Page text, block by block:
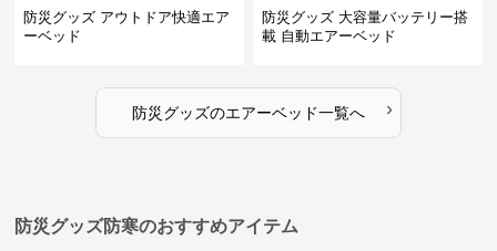
防災グッズ アウトドア快適エア
ーベッド
防災グッズ 大容量バッテリー搭
載 自動エアーベッド
防災グッズのエアーベッド一覧へ ›
防災グッズ防寒のおすすめアイテム